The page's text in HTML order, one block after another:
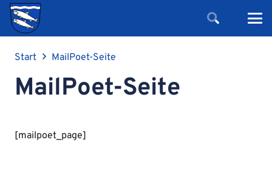
Start MailPoet-Seite
MailPoet-Seite
[mailpoet_page]